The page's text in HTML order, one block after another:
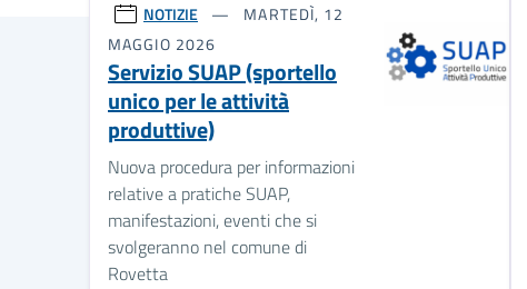
NOTIZIE
MARTEDÌ, 12
MAGGIO 2026
Servizio SUAP (sportello
unico per le attività
produttive)
Nuova procedura per informazioni
relative a pratiche SUAP,
manifestazioni, eventi che si
svolgeranno nel comune di
Rovetta